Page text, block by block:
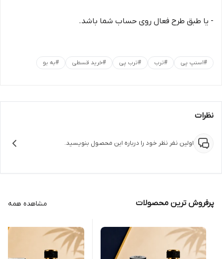
- یا طبق طرح فعال روی حساب شما باشد.
#اسنپ پی #ترب #ترب پی #خرید قسطی #به بو
نظرات
اولین نفر نظر خود را درباره این محصول بنویسید.
پرفروش ترین محصولات مشاهده همه